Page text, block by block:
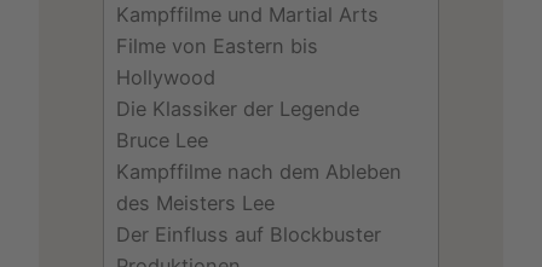
Kampffilme und Martial Arts
Filme von Eastern bis
Hollywood
Die Klassiker der Legende
Bruce Lee
Kampffilme nach dem Ableben
des Meisters Lee
Der Einfluss auf Blockbuster